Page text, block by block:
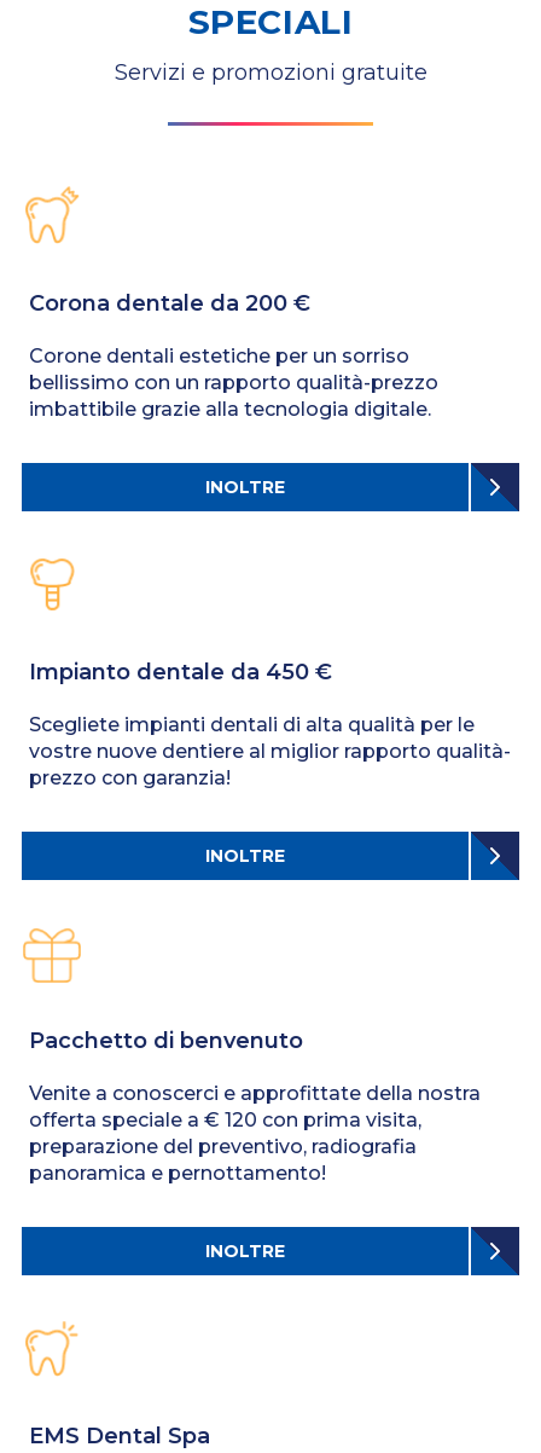
SPECIALI
Servizi e promozioni gratuite
Corona dentale da 200 €
Corone dentali estetiche per un sorriso
bellissimo con un rapporto qualità-prezzo
imbattibile grazie alla tecnologia digitale.
INOLTRE
Impianto dentale da 450 €
Scegliete impianti dentali di alta qualità per le
vostre nuove dentiere al miglior rapporto qualità-
prezzo con garanzia!
INOLTRE
Pacchetto di benvenuto
Venite a conoscerci e approfittate della nostra
offerta speciale a € 120 con prima visita,
preparazione del preventivo, radiografia
panoramica e pernottamento!
INOLTRE
EMS Dental Spa